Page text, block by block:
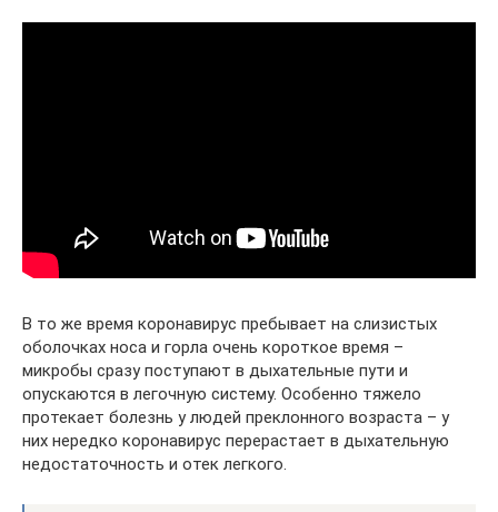
В то же время коронавирус пребывает на слизистых
оболочках носа и горла очень короткое время –
микробы сразу поступают в дыхательные пути и
опускаются в легочную систему. Особенно тяжело
протекает болезнь у людей преклонного возраста – у
них нередко коронавирус перерастает в дыхательную
недостаточность и отек легкого.